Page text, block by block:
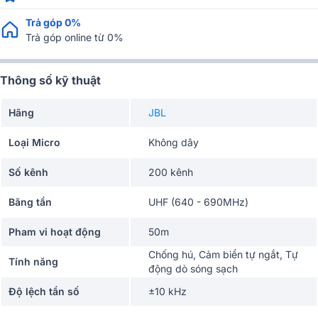
Trả góp 0%
Trả góp online từ 0%
Thông số kỹ thuật
Hãng JBL
Loại Micro Không dây
Số kênh 200 kênh
Băng tần UHF (640 - 690MHz)
Pham vi hoạt động 50m
Tính năng
Chống hú, Cảm biển tự ngắt, Tự
động dò sóng sạch
Độ lệch tần số
±10 kHz